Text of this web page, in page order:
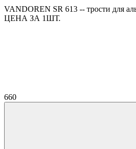
VANDOREN SR 613 -- трости для
ЦЕНА ЗА 1ШТ.
660